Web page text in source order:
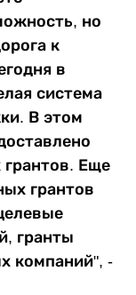
но
к
в
система
В этом
грантов. Еще
грантов
гранты
компаний", -